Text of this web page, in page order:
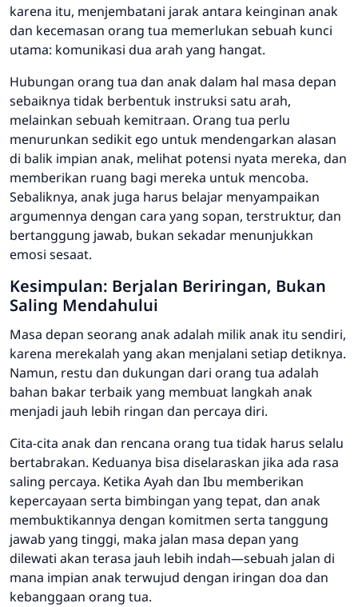
karena itu, menjembatani jarak antara keinginan anak
dan kecemasan orang tua memerlukan sebuah kunci
utama: komunikasi dua arah yang hangat.
Hubungan orang tua dan anak dalam hal masa depan
sebaiknya tidak berbentuk instruksi satu arah,
melainkan sebuah kemitraan. Orang tua perlu
menurunkan sedikit ego untuk mendengarkan alasan
di balik impian anak, melihat potensi nyata mereka, dan
memberikan ruang bagi mereka untuk mencoba.
Sebaliknya, anak juga harus belajar menyampaikan
argumennya dengan cara yang sopan, terstruktur, dan
bertanggung jawab, bukan sekadar menunjukkan
emosi sesaat.
Kesimpulan: Berjalan Beriringan, Bukan
Saling Mendahului
Masa depan seorang anak adalah milik anak itu sendiri,
karena merekalah yang akan menjalani setiap detiknya.
Namun, restu dan dukungan dari orang tua adalah
bahan bakar terbaik yang membuat langkah anak
menjadi jauh lebih ringan dan percaya diri.
Cita-cita anak dan rencana orang tua tidak harus selalu
bertabrakan. Keduanya bisa diselaraskan jika ada rasa
saling percaya. Ketika Ayah dan Ibu memberikan
kepercayaan serta bimbingan yang tepat, dan anak
membuktikannya dengan komitmen serta tanggung
jawab yang tinggi, maka jalan masa depan yang
dilewati akan terasa jauh lebih indah—sebuah jalan di
mana impian anak terwujud dengan iringan doa dan
kebanggaan orang tua.